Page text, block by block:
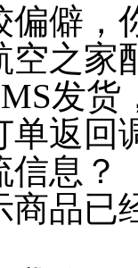
偏僻，
空之家
发货
单返回
息？
商品已